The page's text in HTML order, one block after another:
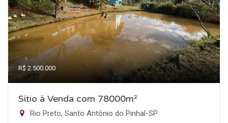
R$ 2.500.000
Sítio à Venda com 78000m²
Rio Preto, Santo Antônio do Pinhal-SP